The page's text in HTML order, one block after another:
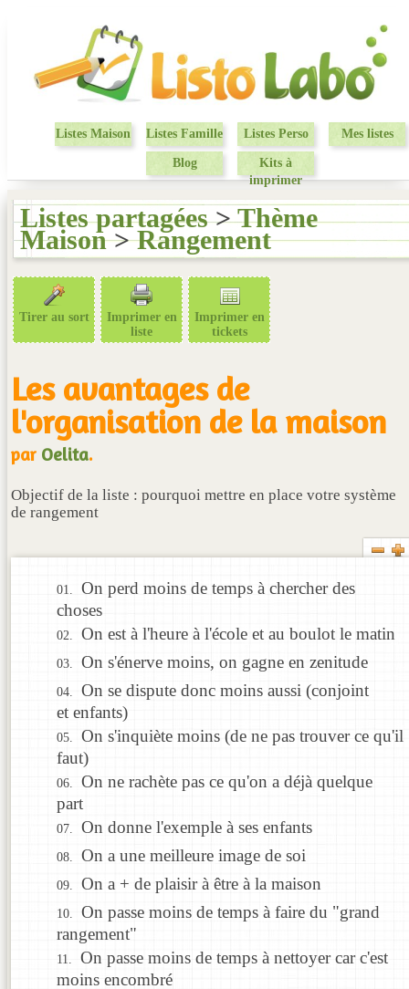
Listes Maison Listes Famille Listes Perso Mes listes
Blog
Kits à
imprimer
Listes partagées>Thème
Maison>Rangement
Tirer au sort
Imprimer en
liste
Imprimer en
tickets
Les avantages de
l'organisation de la maison
par Oelita.
Objectif de la liste : pourquoi mettre en place votre système
de rangement
On perd moins de temps à chercher des
choses
On est à l'heure à l'école et au boulot le matin
On s'énerve moins, on gagne en zenitude
On se dispute donc moins aussi (conjoint
et enfants)
On s'inquiète moins (de ne pas trouver ce qu'il
faut)
On ne rachète pas ce qu'on a déjà quelque
part
On donne l'exemple à ses enfants
On a une meilleure image de soi
On a + de plaisir à être à la maison
On passe moins de temps à faire du "grand
rangement"
On passe moins de temps à nettoyer car c'est
moins encombré